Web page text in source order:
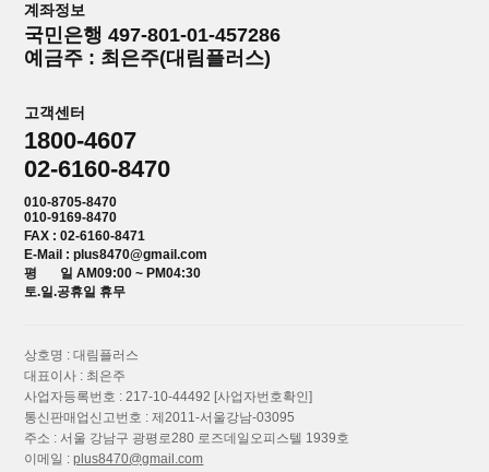
계좌정보
국민은행 497-801-01-457286
예금주 : 최은주(대림플러스)
고객센터
1800-4607
02-6160-8470
010-8705-8470
010-9169-8470
FAX : 02-6160-8471
E-Mail : plus8470@gmail.com
평 일 AM09:00 ~ PM04:30
토.일.공휴일 휴무
상호명 : 대림플러스
대표이사 : 최은주
사업자등록번호 : 217-10-44492 [사업자번호확인]
통신판매업신고번호 : 제2011-서울강남-03095
주소 : 서울 강남구 광평로280 로즈데일오피스텔 1939호
이메일 :plus8470@gmail.com